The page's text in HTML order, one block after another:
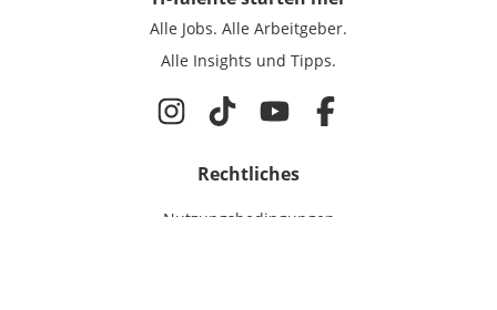
Alle Jobs. Alle Arbeitgeber.
Alle Insights und Tipps.
Rechtliches
Nutzungsbedingungen